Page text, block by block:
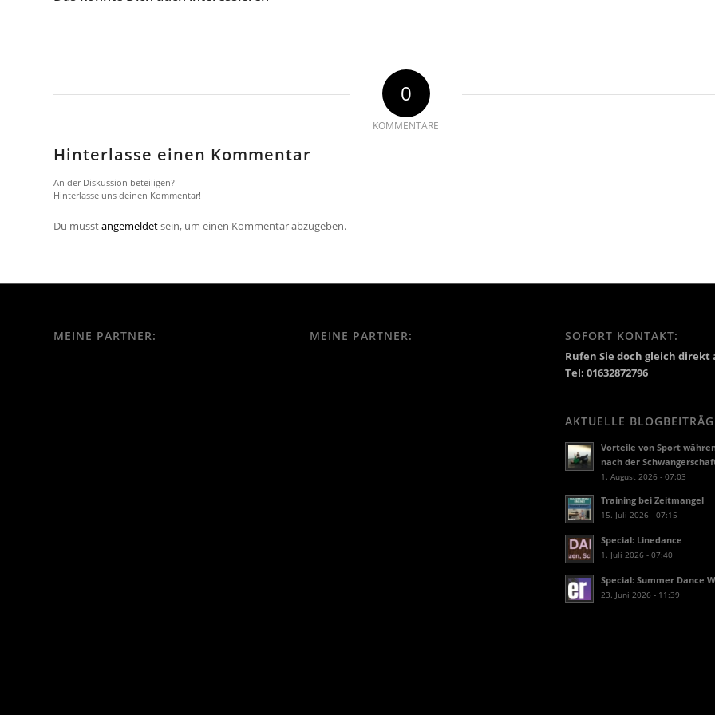
0
KOMMENTARE
Hinterlasse einen Kommentar
An der Diskussion beteiligen?
Hinterlasse uns deinen Kommentar!
Du musstangemeldetsein, um einen Kommentar abzugeben.
MEINE PARTNER: MEINE PARTNER: SOFORT KONTAKT:
Rufen Sie doch gleich direkt
Tel: 01632872796
AKTUELLE
Vorteile von Sport
nach der
1. August 2026 - 07:03
Training bei Zeitmangel
15. Juli 2026 - 07:15
Special: Linedance
1. Juli 2026 - 07:40
Special: Summer Dance
23. Juni 2026 - 11:39